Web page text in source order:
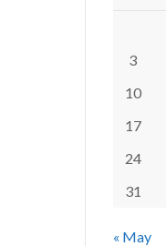
3
10
17
24
31
« May